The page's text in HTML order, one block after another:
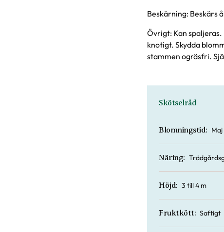
Beskärning: Beskärs
Övrigt: Kan
knotigt. Skydda
stammen ogräsfri.
Skötselråd
Blomningstid: Maj
Näring:
Höjd: 3 till 4 m
Fruktkött: Saftigt